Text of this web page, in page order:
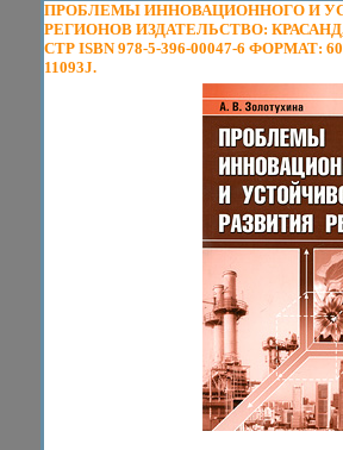
ПРОБЛЕМЫ ИННОВАЦИОННОГО И
РЕГИОНОВ ИЗДАТЕЛЬСТВО:
СТР ISBN 978-5-396-00047-6 ФОРМАТ:
11093J.